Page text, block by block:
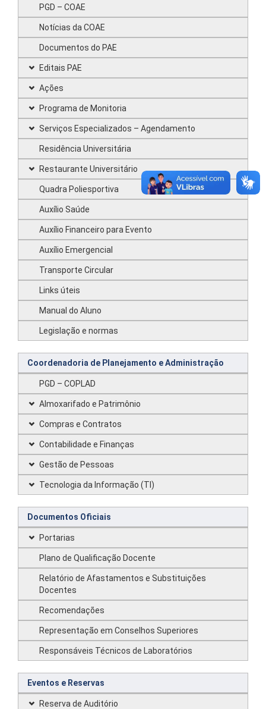
PGD – COAE
Notícias da COAE
Documentos do PAE
Editais PAE
Ações
Programa de Monitoria
Serviços Especializados – Agendamento
Residência Universitária
Restaurante Universitário
Quadra Poliesportiva
Auxílio Saúde
Auxílio Financeiro para Evento
Auxílio Emergencial
Transporte Circular
Links úteis
Manual do Aluno
Legislação e normas
Coordenadoria de Planejamento e Administração
PGD – COPLAD
Almoxarifado e Patrimônio
Compras e Contratos
Contabilidade e Finanças
Gestão de Pessoas
Tecnologia da Informação (TI)
Documentos Oficiais
Portarias
Plano de Qualificação Docente
Relatório de Afastamentos e Substituições
Docentes
Recomendações
Representação em Conselhos Superiores
Responsáveis Técnicos de Laboratórios
Eventos e Reservas
Reserva de Auditório